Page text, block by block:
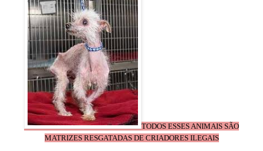
TODOS ESSES ANIMAIS SÃO
MATRIZES RESGATADAS DE CRIADORES ILEGAIS